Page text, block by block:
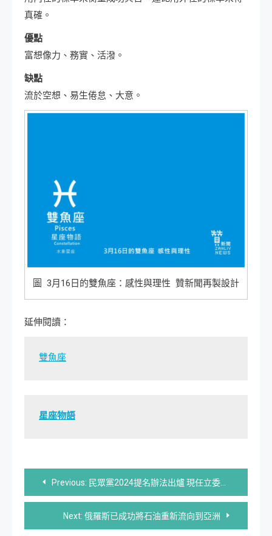
真確。
優點
富想像力、務實、活潑。
缺點
流於空想、易生倦怠、大意。
圖 3月16日的雙魚座：感性與理性 贊新聞再製設計
延伸閱讀：
雙魚座
星座物語
文
章
導
Previous: 民眾黨2024提名辦法出爐 現任立委戰將披征袍
Next: 俄羅斯已成功將石油重新流向到亞洲